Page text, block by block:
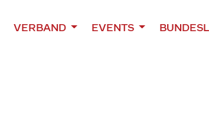
VERBAND EVENTS